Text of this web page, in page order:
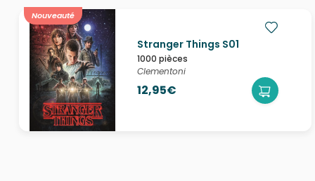
Nouveauté
Stranger Things S01
1000 pièces
Clementoni
12,95€